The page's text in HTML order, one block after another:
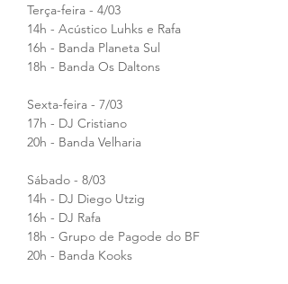
Terça-feira - 4/03
14h - Acústico Luhks e Rafa
16h - Banda Planeta Sul
18h - Banda Os Daltons
Sexta-feira - 7/03
17h - DJ Cristiano
20h - Banda Velharia
Sábado - 8/03
14h - DJ Diego Utzig
16h - DJ Rafa
18h - Grupo de Pagode do BF
20h - Banda Kooks